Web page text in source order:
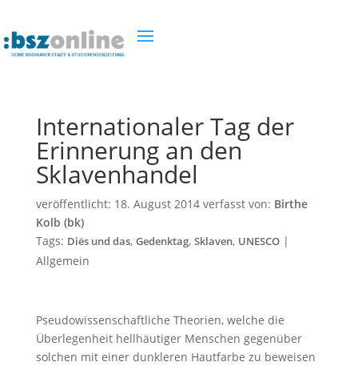
Internationaler Tag der
Erinnerung an den
Sklavenhandel
veröffentlicht: 18. August 2014verfasst von: Birthe
Kolb (bk)
Tags: Diës und das, Gedenktag, Sklaven, UNESCO|
Allgemein
Pseudowissenschaftliche Theorien, welche die
Überlegenheit hellhäutiger Menschen gegenüber
solchen mit einer dunkleren Hautfarbe zu beweisen